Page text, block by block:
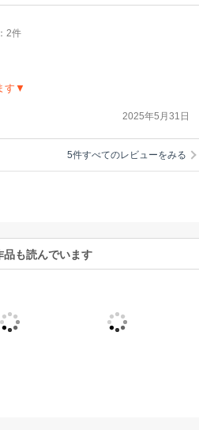
2件
す▼
2025年5月31日
5件すべてのレビューをみる
品も読んでいます